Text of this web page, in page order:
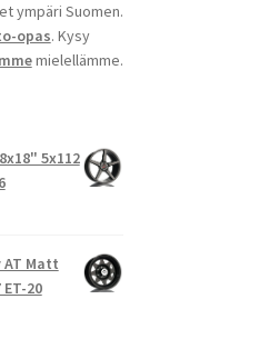
ympäri Suomen.
opas. Kysy
mielellämme.
5x112
AT Matt
20